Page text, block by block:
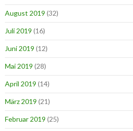
August 2019 (32)
Juli 2019 (16)
Juni 2019 (12)
Mai 2019 (28)
April 2019 (14)
März 2019 (21)
Februar 2019 (25)